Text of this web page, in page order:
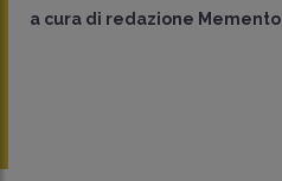
CONDIVIDI
a cura di redazione Memento